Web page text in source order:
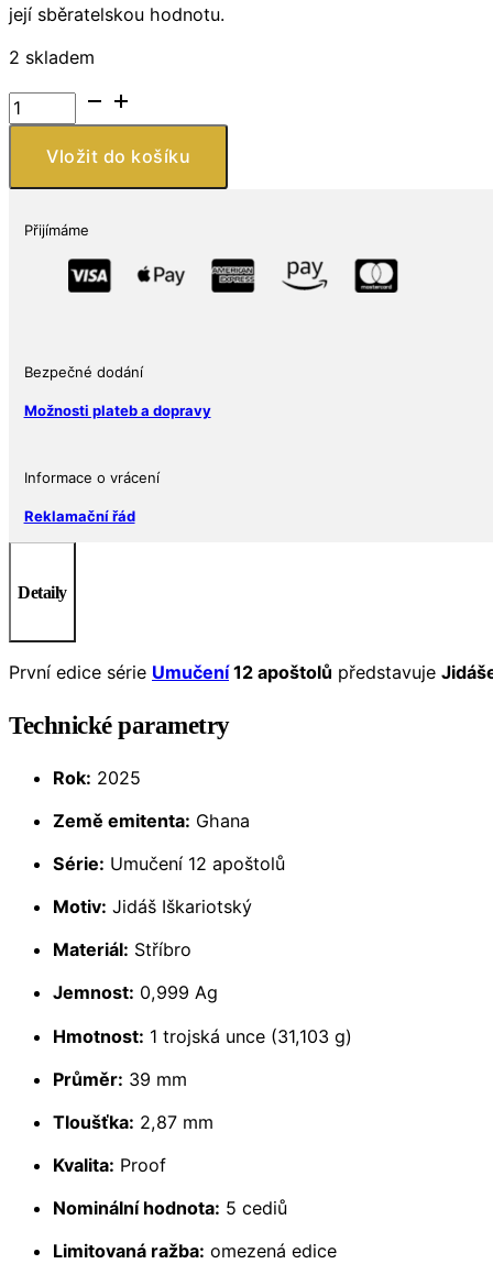
její sběratelskou hodnotu.
2 skladem
Stříbrná
mince
Ghana
Jidáš
12
apoštolů
Vložit do košíku
Přijímáme
Bezpečné dodání
Možnosti plateb a dopravy
Informace o vrácení
Reklamační řád
Detaily
První edice série Umučení12 apoštolů představuje
Technické parametry
Rok: 2025
Země emitenta: Ghana
Série: Umučení 12 apoštolů
Motiv: Jidáš Iškariotský
Materiál: Stříbro
Jemnost: 0,999 Ag
Hmotnost: 1 trojská unce (31,103 g)
Průměr: 39 mm
Tloušťka: 2,87 mm
Kvalita: Proof
Nominální hodnota: 5 cediů
Limitovaná ražba: omezená edice